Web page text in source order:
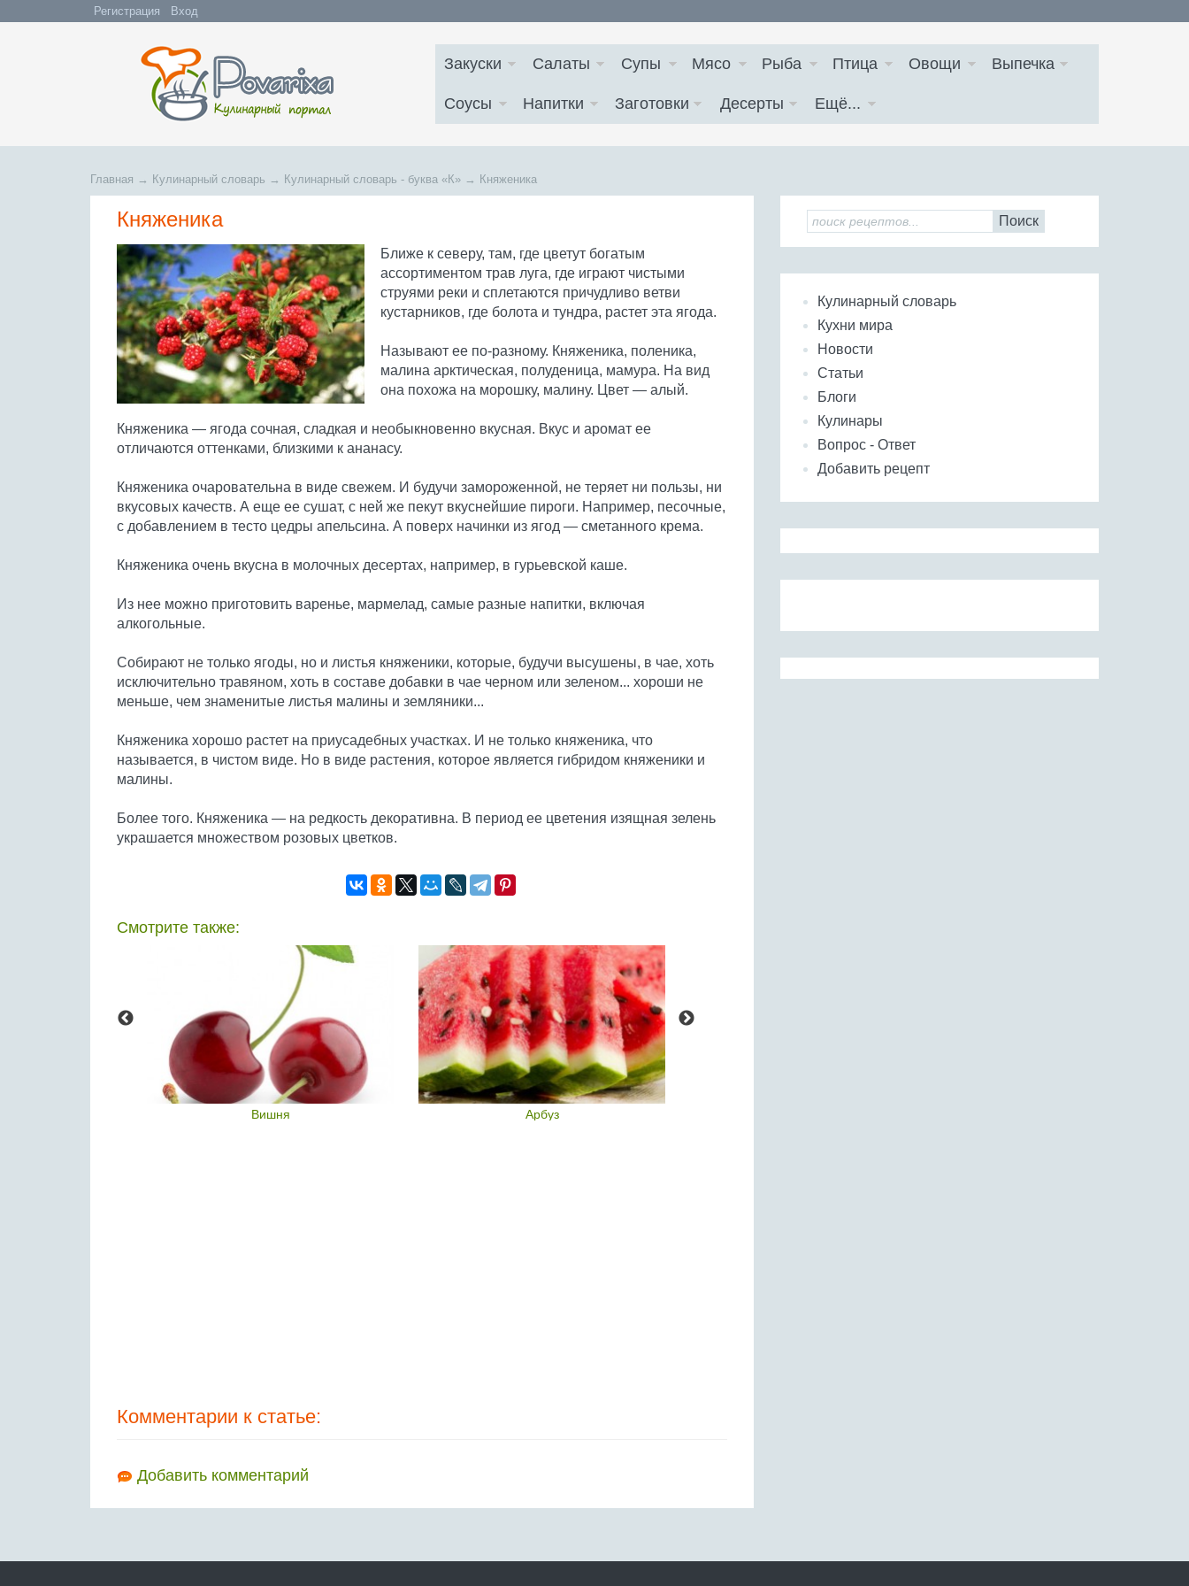
Регистрация Вход
Закуски Салаты Супы Мясо Рыба Птица Овощи Выпечка
Соусы Напитки Заготовки Десерты Ещё...
Главная → Кулинарный словарь → Кулинарный словарь - буква «К» → Княженика
Княженика
Ближе к северу, там, где цветут богатым
ассортиментом трав луга, где играют чистыми
струями реки и сплетаются причудливо ветви
кустарников, где болота и тундра, растет эта ягода.
Называют ее по-разному. Княженика, поленика,
малина арктическая, полуденица, мамура. На вид
она похожа на морошку, малину. Цвет — алый.
Княженика — ягода сочная, сладкая и необыкновенно вкусная. Вкус и аромат ее
отличаются оттенками, близкими к ананасу.
Княженика очаровательна в виде свежем. И будучи замороженной, не теряет ни пользы, ни
вкусовых качеств. А еще ее сушат, с ней же пекут вкуснейшие пироги. Например, песочные,
с добавлением в тесто цедры апельсина. А поверх начинки из ягод — сметанного крема.
Княженика очень вкусна в молочных десертах, например, в гурьевской каше.
Из нее можно приготовить варенье, мармелад, самые разные напитки, включая
алкогольные.
Собирают не только ягоды, но и листья княженики, которые, будучи высушены, в чае, хоть
исключительно травяном, хоть в составе добавки в чае черном или зеленом... хороши не
меньше, чем знаменитые листья малины и земляники...
Княженика хорошо растет на приусадебных участках. И не только княженика, что
называется, в чистом виде. Но в виде растения, которое является гибридом княженики и
малины.
Более того. Княженика — на редкость декоративна. В период ее цветения изящная зелень
украшается множеством розовых цветков.
Смотрите также:
Вишня Арбуз
Комментарии к статье:
Добавить комментарий
Поиск
Кулинарный словарь
Кухни мира
Новости
Статьи
Блоги
Кулинары
Вопрос - Ответ
Добавить рецепт